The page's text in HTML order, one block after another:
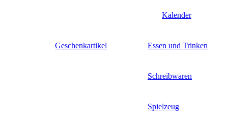
Kalender
Geschenkartikel Essen und Trinken
Schreibwaren
Spielzeug